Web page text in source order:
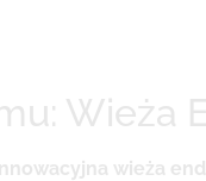
Wieża
wieża